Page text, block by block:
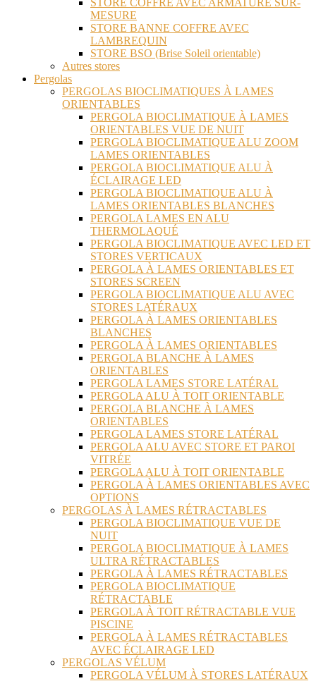
STORE COFFRE AVEC ARMATURE SUR-
MESURE
STORE BANNE COFFRE AVEC
LAMBREQUIN
STORE BSO (Brise Soleil orientable)
Autres stores
Pergolas
PERGOLAS BIOCLIMATIQUES À LAMES
ORIENTABLES
PERGOLA BIOCLIMATIQUE À LAMES
ORIENTABLES VUE DE NUIT
PERGOLA BIOCLIMATIQUE ALU ZOOM
LAMES ORIENTABLES
PERGOLA BIOCLIMATIQUE ALU À
ÉCLAIRAGE LED
PERGOLA BIOCLIMATIQUE ALU À
LAMES ORIENTABLES BLANCHES
PERGOLA LAMES EN ALU
THERMOLAQUÉ
PERGOLA BIOCLIMATIQUE AVEC LED ET
STORES VERTICAUX
PERGOLA À LAMES ORIENTABLES ET
STORES SCREEN
PERGOLA BIOCLIMATIQUE ALU AVEC
STORES LATÉRAUX
PERGOLA À LAMES ORIENTABLES
BLANCHES
PERGOLA À LAMES ORIENTABLES
PERGOLA BLANCHE À LAMES
ORIENTABLES
PERGOLA LAMES STORE LATÉRAL
PERGOLA ALU À TOIT ORIENTABLE
PERGOLA BLANCHE À LAMES
ORIENTABLES
PERGOLA LAMES STORE LATÉRAL
PERGOLA ALU AVEC STORE ET PAROI
VITRÉE
PERGOLA ALU À TOIT ORIENTABLE
PERGOLA À LAMES ORIENTABLES AVEC
OPTIONS
PERGOLAS À LAMES RÉTRACTABLES
PERGOLA BIOCLIMATIQUE VUE DE
NUIT
PERGOLA BIOCLIMATIQUE À LAMES
ULTRA RÉTRACTABLES
PERGOLA À LAMES RÉTRACTABLES
PERGOLA BIOCLIMATIQUE
RÉTRACTABLE
PERGOLA À TOIT RÉTRACTABLE VUE
PISCINE
PERGOLA À LAMES RÉTRACTABLES
AVEC ÉCLAIRAGE LED
PERGOLAS VÉLUM
PERGOLA VÉLUM À STORES LATÉRAUX